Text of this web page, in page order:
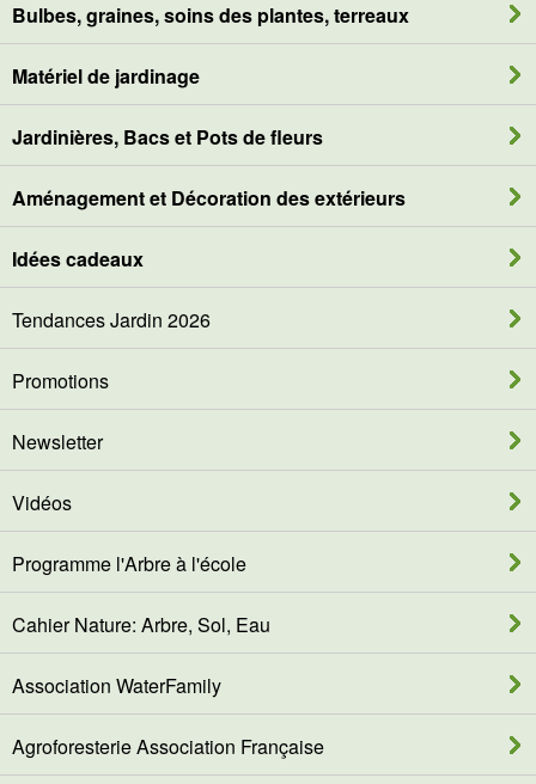
Bulbes, graines, soins des plantes, terreaux
Matériel de jardinage
Jardinières, Bacs et Pots de fleurs
Aménagement et Décoration des extérieurs
Idées cadeaux
Tendances Jardin 2026
Promotions
Newsletter
Vidéos
Programme l'Arbre à l'école
Cahier Nature: Arbre, Sol, Eau
Association WaterFamily
Agroforesterie Association Française